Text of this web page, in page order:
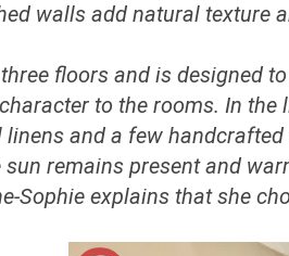
walls add natural texture
floors and is designed
to the rooms. In
and a few
sun remains present and
Sophie explains that she